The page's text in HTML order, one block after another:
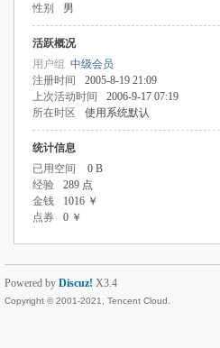
性别 男
活跃概况
用户组 中级会员
注册时间
2005-8-19 21:09
上次活动时间
2006-9-17 07:19
所在时区
使用系统默认
统计信息
已用空间
0 B
经验
289 点
金钱
1016 ￥
点券
0 ￥
Powered by Discuz! X3.4
Copyright © 2001-2021, Tencent Cloud.